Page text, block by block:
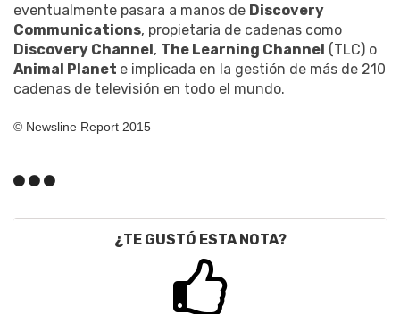
eventualmente pasara a manos de Discovery
Communications, propietaria de cadenas como
Discovery Channel, The Learning Channel (TLC) o
Animal Planet e implicada en la gestión de más de 210
cadenas de televisión en todo el mundo.
© Newsline Report 2015
¿TE GUSTÓ ESTA NOTA?